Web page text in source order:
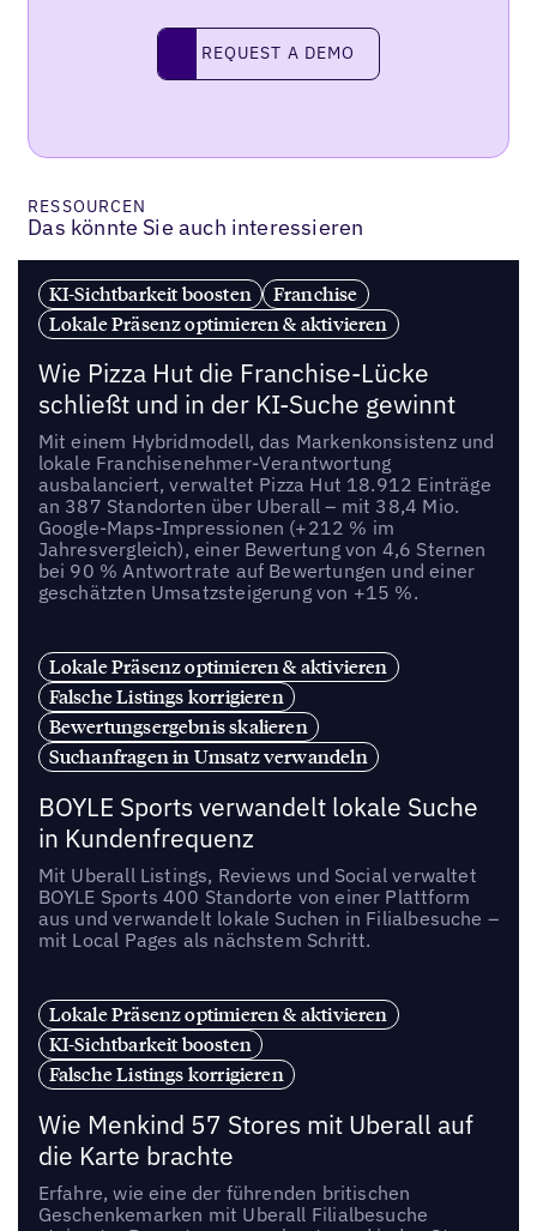
request a demo
REQUEST A DEMO
RESSOURCEN
Das könnte Sie auch interessieren
KI-Sichtbarkeit boosten
Franchise
Lokale Präsenz optimieren & aktivieren
Wie Pizza Hut die Franchise-Lücke
schließt und in der KI-Suche gewinnt
Mit einem Hybridmodell, das Markenkonsistenz und
lokale Franchisenehmer-Verantwortung
ausbalanciert, verwaltet Pizza Hut 18.912 Einträge
an 387 Standorten über Uberall – mit 38,4 Mio.
Google-Maps-Impressionen (+212 % im
Jahresvergleich), einer Bewertung von 4,6 Sternen
bei 90 % Antwortrate auf Bewertungen und einer
geschätzten Umsatzsteigerung von +15 %.
Lokale Präsenz optimieren & aktivieren
Falsche Listings korrigieren
Bewertungsergebnis skalieren
Suchanfragen in Umsatz verwandeln
BOYLE Sports verwandelt lokale Suche
in Kundenfrequenz
Mit Uberall Listings, Reviews und Social verwaltet
BOYLE Sports 400 Standorte von einer Plattform
aus und verwandelt lokale Suchen in Filialbesuche –
mit Local Pages als nächstem Schritt.
Lokale Präsenz optimieren & aktivieren
KI-Sichtbarkeit boosten
Falsche Listings korrigieren
Wie Menkind 57 Stores mit Uberall auf
die Karte brachte
Erfahre, wie eine der führenden britischen
Geschenkemarken mit Uberall Filialbesuche